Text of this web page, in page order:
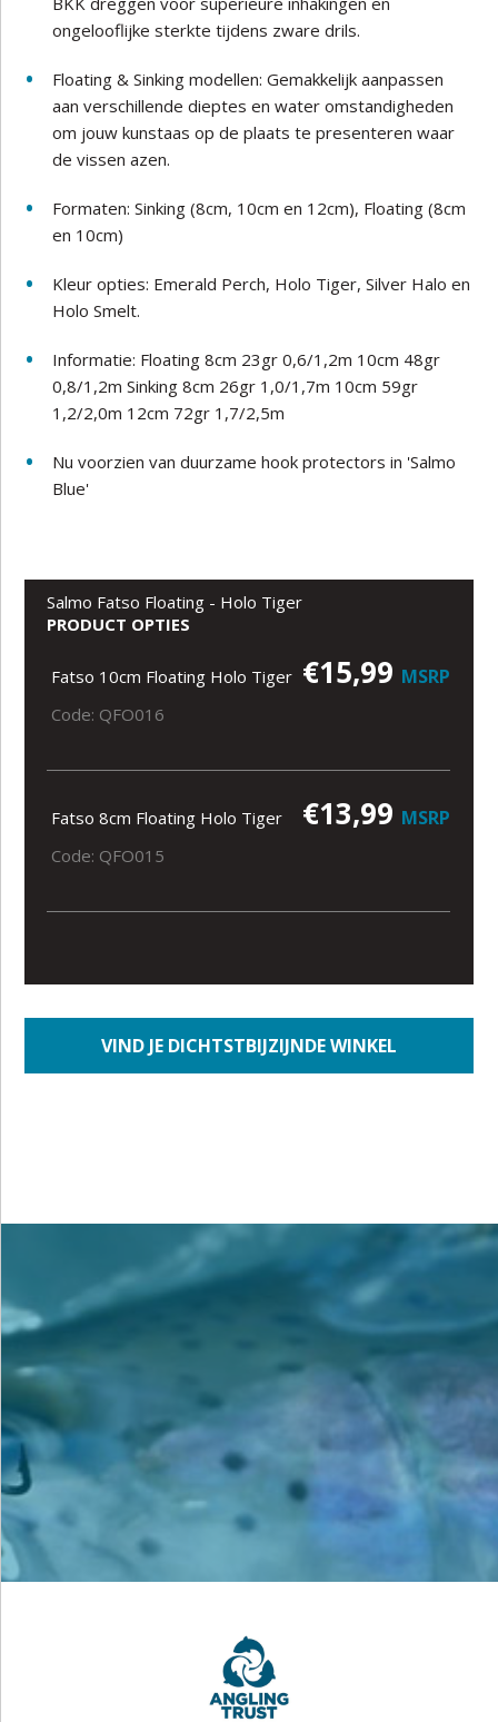
ongelooflijke sterkte tijdens zware drils.
Floating & Sinking modellen: Gemakkelijk aanpassen
aan verschillende dieptes en water omstandigheden
om jouw kunstaas op de plaats te presenteren waar
de vissen azen.
Formaten: Sinking (8cm, 10cm en 12cm), Floating (8cm
en 10cm)
Kleur opties: Emerald Perch, Holo Tiger, Silver Halo en
Holo Smelt.
Informatie: Floating 8cm 23gr 0,6/1,2m 10cm 48gr
0,8/1,2m Sinking 8cm 26gr 1,0/1,7m 10cm 59gr
1,2/2,0m 12cm 72gr 1,7/2,5m
Nu voorzien van duurzame hook protectors in 'Salmo
Blue'
Salmo Fatso Floating - Holo Tiger
PRODUCT OPTIES
Fatso 10cm Floating Holo Tiger €15,99 MSRP
Code: QFO016
Fatso 8cm Floating Holo Tiger €13,99 MSRP
Code: QFO015
VIND JE DICHTSTBIJZIJNDE WINKEL